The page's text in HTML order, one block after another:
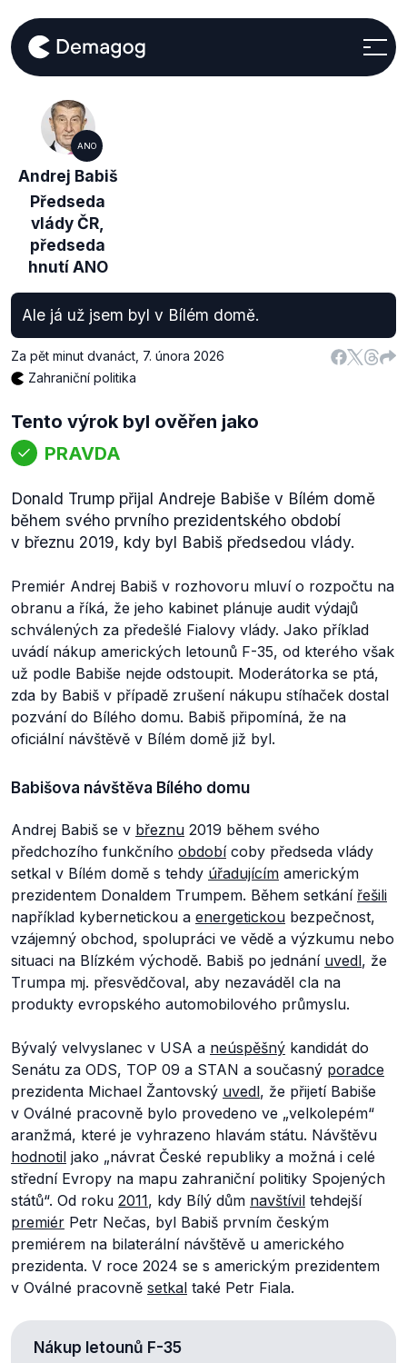
ANO
Andrej Babiš
Předseda
vlády ČR,
předseda
hnutí ANO
Ale já už jsem byl v Bílém domě.
Za pět minut dvanáct 7. února 2026
Zahraniční politika
Tento výrok byl ověřen jako
PRAVDA
Donald Trump přijal Andreje Babiše v Bílém domě
během svého prvního prezidentského období
v březnu 2019, kdy byl Babiš předsedou vlády.
Premiér Andrej Babiš v rozhovoru mluví o rozpočtu na
obranu a říká, že jeho kabinet plánuje audit výdajů
schválených za předešlé Fialovy vlády. Jako příklad
uvádí nákup amerických letounů F-35, od kterého však
už podle Babiše nejde odstoupit. Moderátorka se ptá,
zda by Babiš v případě zrušení nákupu stíhaček dostal
pozvání do Bílého domu. Babiš připomíná, že na
oficiální návštěvě v Bílém domě již byl.
Babišova návštěva Bílého domu
Andrej Babiš se v březnu 2019 během svého
předchozího funkčního obdobícoby předseda vlády
setkal v Bílém domě s tehdy úřadujícím americkým
prezidentem Donaldem Trumpem. Během setkání řešili
například kybernetickou a energetickou bezpečnost,
vzájemný obchod, spolupráci ve vědě a výzkumu nebo
situaci na Blízkém východě. Babiš po jednání uvedl, že
Trumpa mj. přesvědčoval, aby nezaváděl cla na
produkty evropského automobilového průmyslu.
Bývalý velvyslanec v USA a neúspěšný kandidát do
Senátu za ODS, TOP 09 a STAN a současný poradce
prezidenta Michael Žantovský uvedl, že přijetí Babiše
v Oválné pracovně bylo provedeno ve „velkolepém“
aranžmá, které je vyhrazeno hlavám státu. Návštěvu
hodnotil jako „návrat České republiky a možná i celé
střední Evropy na mapu zahraniční politiky Spojených
států“. Od roku 2011, kdy Bílý dům navštívil tehdejší
premiér Petr Nečas, byl Babiš prvním českým
premiérem na bilaterální návštěvě u amerického
prezidenta. V roce 2024 se s americkým prezidentem
v Oválné pracovně setkal také Petr Fiala.
Nákup letounů F-35